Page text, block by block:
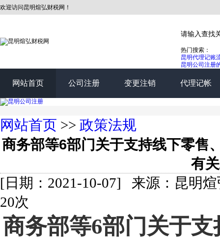
欢迎访问昆明煊弘财税网！
热门搜索：
昆明代理记账
昆明公司注册
网站首页 公司注册 变更注销 代理记帐
网站首页 >> 政策法规
商务部等6部门关于支持线下零售
有
[日期：2021-10-07] 来源：昆明
20次
商务部等6部门关于